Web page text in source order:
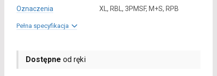
Oznaczenia
XL, RBL, 3PMSF, M+S, RPB
Pełna specyfikacja
Dostępne od ręki